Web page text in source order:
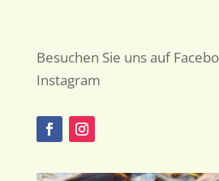
Besuchen Sie uns auf
Instagram